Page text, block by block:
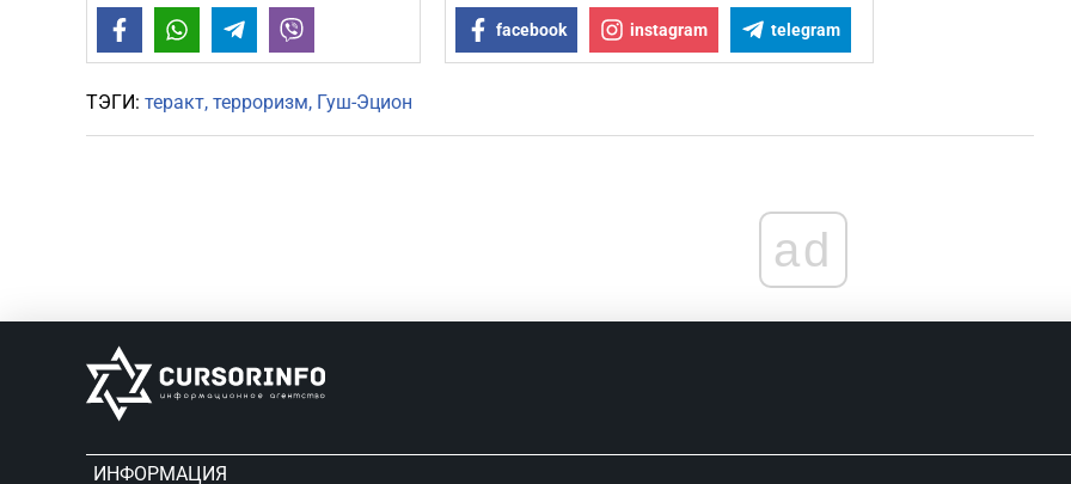
FacebookWhatsAppTelegram facebook instagram telegram
ТЭГИ: теракт терроризм Гуш-Эцион
ad
ИНФОРМАЦИЯ